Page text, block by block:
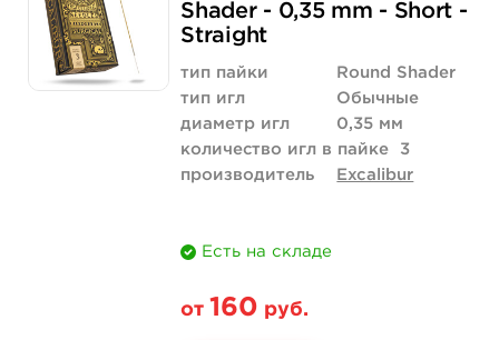
Количество купить купить
Shader - 0,35 mm - Short -
Straight
тип пайки
Round Shader
тип игл
Обычные
диаметр игл
0,35 мм
количество игл в пайке
3
производитель
Excalibur
Есть на складе
от 160 руб.